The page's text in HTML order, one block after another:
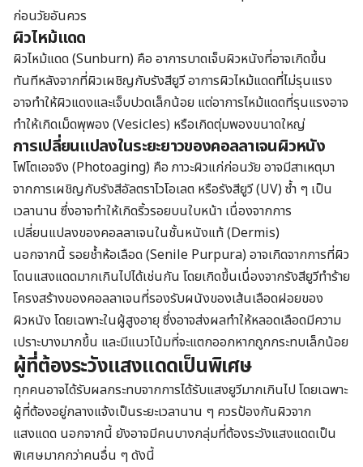
ก่อนวัยอันควร
ผิวไหม้แดด
ผิวไหม้แดด (Sunburn) คือ อาการบาดเจ็บผิวหนังที่อาจเกิดขึ้น
ทันทีหลังจากที่ผิวเผชิญกับรังสียูวี อาการผิวไหม้แดดที่ไม่รุนแรง
อาจทำให้ผิวแดงและเจ็บปวดเล็กน้อย แต่อาการไหม้แดดที่รุนแรงอาจ
ทำให้เกิดเม็ดพุพอง (Vesicles) หรือเกิดตุ่มพองขนาดใหญ่
การเปลี่ยนแปลงในระยะยาวของคอลลาเจนผิวหนัง
โฟโตเอจจิง (Photoaging) คือ ภาวะผิวแก่ก่อนวัย อาจมีสาเหตุมา
จากการเผชิญกับรังสีอัลตราไวโอเลต หรือรังสียูวี (UV) ซ้ำ ๆ เป็น
เวลานาน ซึ่งอาจทำให้เกิดริ้วรอยบนใบหน้า เนื่องจากการ
เปลี่ยนแปลงของคอลลาเจนในชั้นหนังแท้ (Dermis)
นอกจากนี้ รอยช้ำห้อเลือด (Senile Purpura) อาจเกิดจากการที่ผิว
โดนแสงแดดมากเกินไปได้เช่นกัน โดยเกิดขึ้นเนื่องจากรังสียูวีทำร้าย
โครงสร้างของคอลลาเจนที่รองรับผนังของเส้นเลือดฝอยของ
ผิวหนัง โดยเฉพาะในผู้สูงอายุ ซึ่งอาจส่งผลทำให้หลอดเลือดมีความ
เปราะบางมากขึ้น และมีแนวโน้มที่จะแตกออกหากถูกกระทบเล็กน้อย
ผู้ที่ต้องระวังแสงแดดเป็นพิเศษ
ทุกคนอาจได้รับผลกระทบจากการได้รับแสงยูวีมากเกินไป โดยเฉพาะ
ผู้ที่ต้องอยู่กลางแจ้งเป็นระยะเวลานาน ๆ ควรป้องกันผิวจาก
แสงแดด นอกจากนี้ ยังอาจมีคนบางกลุ่มที่ต้องระวังแสงแดดเป็น
พิเศษมากกว่าคนอื่น ๆ ดังนี้